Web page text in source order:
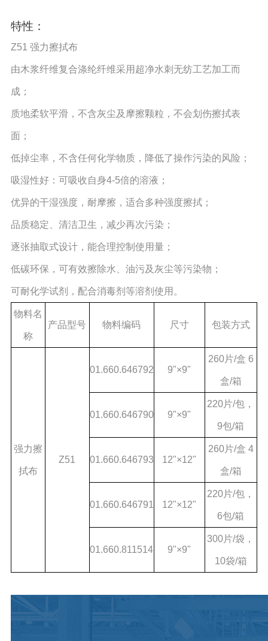
特性：
Z51 强力擦拭布
由木浆纤维复合涤纶纤维采用超净水刺无纺工艺加工而
成；
质地柔软平滑，不含灰尘及摩擦颗粒，不会划伤擦拭表
面；
低掉尘率，不含任何化学物质，降低了操作污染的风险；
吸湿性好：可吸收自身4-5倍的溶液；
优异的干湿强度，耐摩擦，适合多种强度擦拭；
品质稳定、清洁卫生，减少再次污染；
逐张抽取式设计，能合理控制使用量；
低碳环保，可有效擦除水、油污及灰尘等污染物；
可耐化学试剂，配合消毒剂等溶剂使用。
物料名
称
产品型号 物料编码 尺寸 包装方式
强力擦
拭布
Z51
01.660.646792 9"×9"
260片/盒 6
盒/箱
01.660.646790 9"×9"
220片/包，
9包/箱
01.660.646793 12"×12"
260片/盒 4
盒/箱
01.660.646791 12"×12"
220片/包，
6包/箱
01.660.811514 9"×9"
300片/袋，
10袋/箱